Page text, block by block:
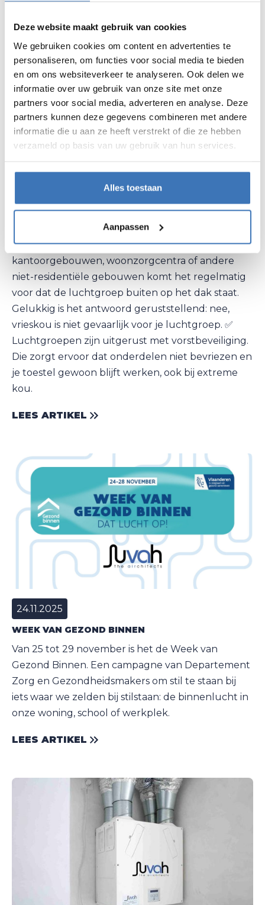
Deze website maakt gebruik van cookies
We gebruiken cookies om content en advertenties te
personaliseren, om functies voor social media te bieden
en om ons websiteverkeer te analyseren. Ook delen we
informatie over uw gebruik van onze site met onze
partners voor social media, adverteren en analyse. Deze
partners kunnen deze gegevens combineren met andere
informatie die u aan ze heeft verstrekt of die ze hebben
verzameld op basis van uw gebruik van hun services.
Alles toestaan
Aanpassen
06.01.2026
LUCHTGROEP?
Zodra het vriest, vragen veel mensen zich af: kan
mijn ventilatiesysteem hier wel tegen? Bij
kantoorgebouwen, woonzorgcentra of andere
niet-residentiële gebouwen komt het regelmatig
voor dat de luchtgroep buiten op het dak staat.
Gelukkig is het antwoord geruststellend: nee,
vrieskou is niet gevaarlijk voor je luchtgroep. ✅
Luchtgroepen zijn uitgerust met vorstbeveiliging.
Die zorgt ervoor dat onderdelen niet bevriezen en
je toestel gewoon blijft werken, ook bij extreme
kou.
LEES ARTIKEL
24.11.2025
WEEK VAN GEZOND BINNEN
Van 25 tot 29 november is het de Week van
Gezond Binnen. Een campagne van Departement
Zorg en Gezondheidsmakers om stil te staan bij
iets waar we zelden bij stilstaan: de binnenlucht in
onze woning, school of werkplek.
LEES ARTIKEL